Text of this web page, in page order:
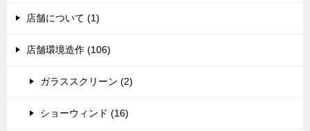
店舗について (1)
店舗環境造作 (106)
ガラススクリーン (2)
ショーウィンド (16)